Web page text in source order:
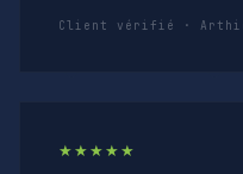
Client vérifié ·
★★★★★